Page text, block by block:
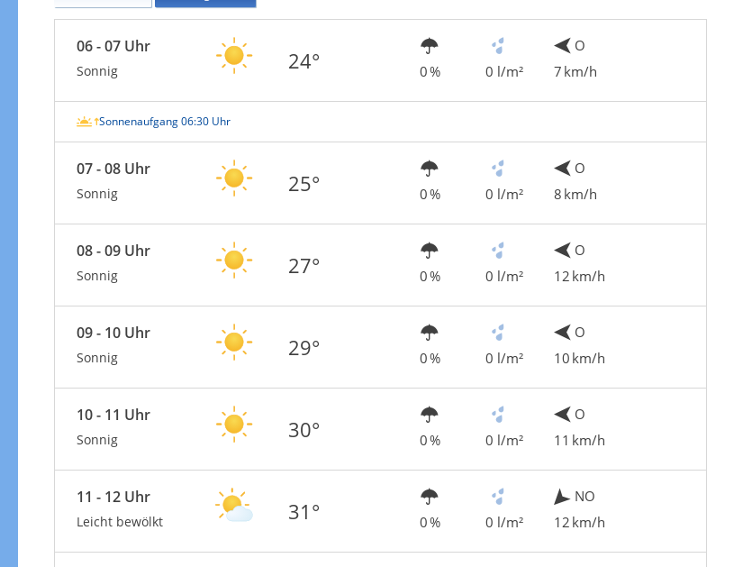
06 - 07 Uhr
Sonnig 24° 0 % 0 l/m²
O
7 km/h
Sonnenaufgang 06:30 Uhr
07 - 08 Uhr
Sonnig 25° 0 % 0 l/m²
O
8 km/h
08 - 09 Uhr
Sonnig 27° 0 % 0 l/m²
O
12 km/h
09 - 10 Uhr
Sonnig 29° 0 % 0 l/m²
O
10 km/h
10 - 11 Uhr
Sonnig 30° 0 % 0 l/m²
O
11 km/h
11 - 12 Uhr
Leicht bewölkt 31° 0 % 0 l/m²
NO
12 km/h